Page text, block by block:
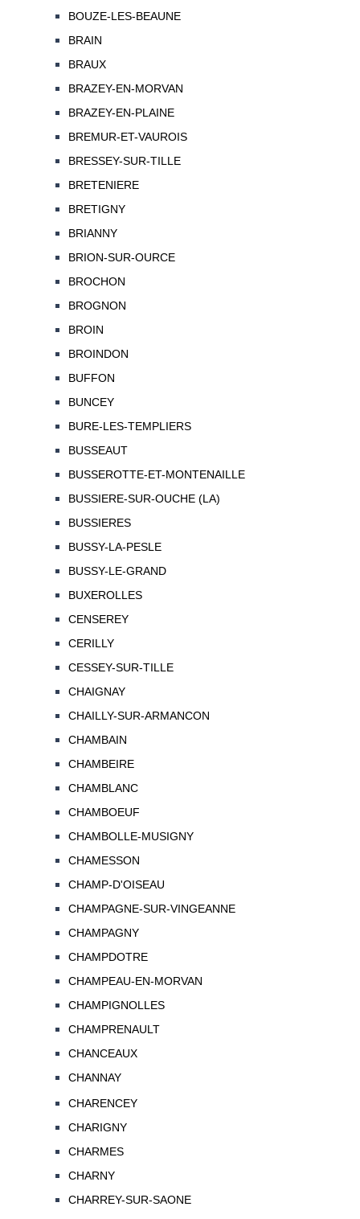
BOUZE-LES-BEAUNE
BRAIN
BRAUX
BRAZEY-EN-MORVAN
BRAZEY-EN-PLAINE
BREMUR-ET-VAUROIS
BRESSEY-SUR-TILLE
BRETENIERE
BRETIGNY
BRIANNY
BRION-SUR-OURCE
BROCHON
BROGNON
BROIN
BROINDON
BUFFON
BUNCEY
BURE-LES-TEMPLIERS
BUSSEAUT
BUSSEROTTE-ET-MONTENAILLE
BUSSIERE-SUR-OUCHE (LA)
BUSSIERES
BUSSY-LA-PESLE
BUSSY-LE-GRAND
BUXEROLLES
CENSEREY
CERILLY
CESSEY-SUR-TILLE
CHAIGNAY
CHAILLY-SUR-ARMANCON
CHAMBAIN
CHAMBEIRE
CHAMBLANC
CHAMBOEUF
CHAMBOLLE-MUSIGNY
CHAMESSON
CHAMP-D'OISEAU
CHAMPAGNE-SUR-VINGEANNE
CHAMPAGNY
CHAMPDOTRE
CHAMPEAU-EN-MORVAN
CHAMPIGNOLLES
CHAMPRENAULT
CHANCEAUX
CHANNAY
CHARENCEY
CHARIGNY
CHARMES
CHARNY
CHARREY-SUR-SAONE